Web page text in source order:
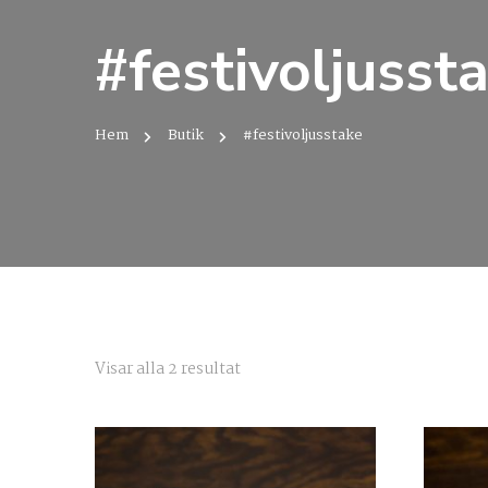
Hem Butik #festivoljusstake
Visar alla 2 resultatSortera
senaste